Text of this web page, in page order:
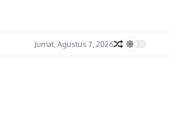
Jumat, Agustus 7, 2026